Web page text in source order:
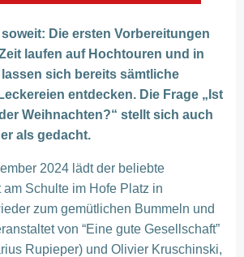
Die ersten Vorbereitungen
laufen auf Hochtouren und in
sich bereits sämtliche
entdecken. Die Frage „Ist
Weihnachten?“ stellt sich auch
als gedacht.
2024 lädt der beliebte
Schulte im Hofe Platz in
zum gemütlichen Bummeln und
von “Eine gute Gesellschaft”
Rupieper) und Olivier Kruschinski,